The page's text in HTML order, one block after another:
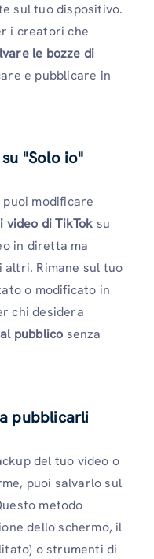
sul tuo dispositivo.
i creatori che
le bozze di
e pubblicare in
"Solo io"
modificare
video di TikTok su
in diretta ma
altri. Rimane sul tuo
o modificato in
chi desidera
pubblico senza
pubblicarli
del tuo video o
puoi salvarlo sul
metodo
dello schermo, il
o strumenti di